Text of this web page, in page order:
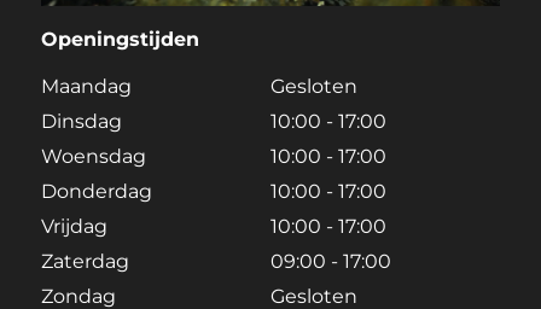
Openingstijden
Maandag
Gesloten
Dinsdag
10:00 - 17:00
Woensdag
10:00 - 17:00
Donderdag
10:00 - 17:00
Vrijdag
10:00 - 17:00
Zaterdag
09:00 - 17:00
Zondag
Gesloten